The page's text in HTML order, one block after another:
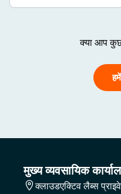
क्या आप
मुख्य व्यवसायिक
क्लाउडएक्टिव लैब्स